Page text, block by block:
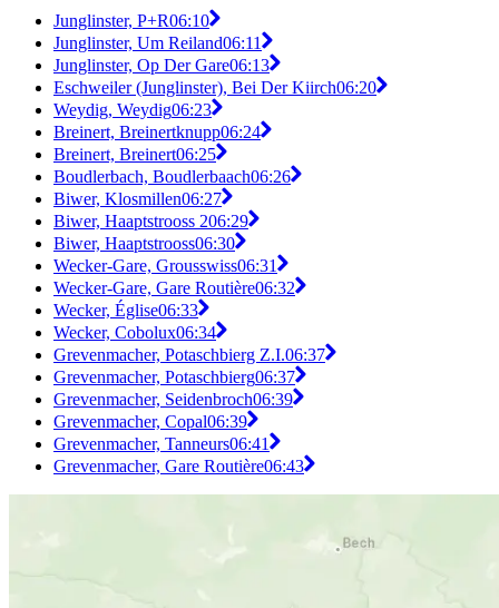
Junglinster, P+R06:10
Junglinster, Um Reiland06:11
Junglinster, Op Der Gare06:13
Eschweiler (Junglinster), Bei Der Kiirch06:20
Weydig, Weydig06:23
Breinert, Breinertknupp06:24
Breinert, Breinert06:25
Boudlerbach, Boudlerbaach06:26
Biwer, Klosmillen06:27
Biwer, Haaptstrooss 206:29
Biwer, Haaptstrooss06:30
Wecker-Gare, Grousswiss06:31
Wecker-Gare, Gare Routière06:32
Wecker, Église06:33
Wecker, Cobolux06:34
Grevenmacher, Potaschbierg Z.I.06:37
Grevenmacher, Potaschbierg06:37
Grevenmacher, Seidenbroch06:39
Grevenmacher, Copal06:39
Grevenmacher, Tanneurs06:41
Grevenmacher, Gare Routière06:43